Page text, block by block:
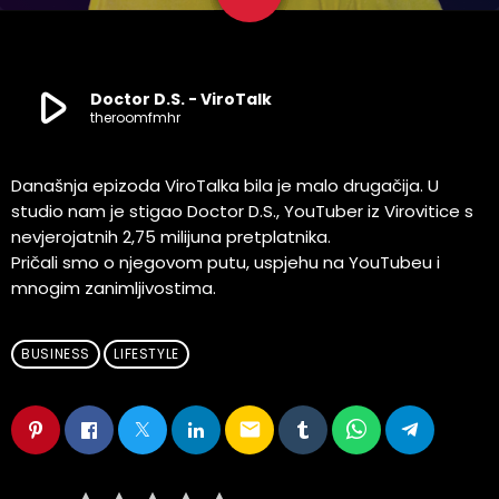
play_arrow Doctor D.S. - ViroTalk
theroomfmhr
Današnja epizoda ViroTalka bila je malo drugačija. U
studio nam je stigao Doctor D.S., YouTuber iz Virovitice s
nevjerojatnih 2,75 milijuna pretplatnika.
Pričali smo o njegovom putu, uspjehu na YouTubeu i
mnogim zanimljivostima.
BUSINESS LIFESTYLE
email